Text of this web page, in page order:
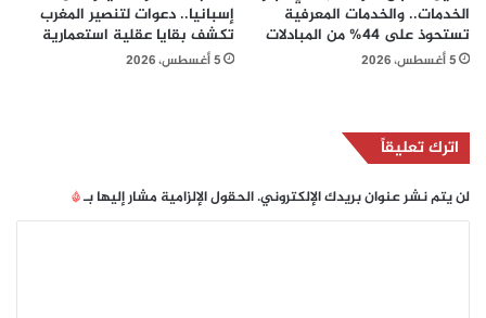
الخدمات.. والخدمات المعرفية
تستحوذ على 44% من المبادلات
5 أغسطس، 2026
إسبانيا.. دعوات لتنصير المغرب
تكشف بقايا عقلية استعمارية
5 أغسطس، 2026
اترك تعليقاً
لن يتم نشر عنوان بريدك الإلكتروني.الحقول الإلزامية مشار إليها بـ*